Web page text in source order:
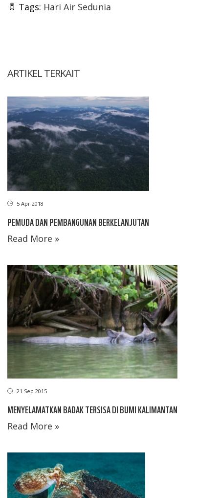
Tags: Hari Air Sedunia
ARTIKEL TERKAIT
5 Apr 2018
PEMUDA DAN PEMBANGUNAN BERKELANJUTAN
Read More »
21 Sep 2015
MENYELAMATKAN BADAK TERSISA DI BUMI KALIMANTAN
Read More »